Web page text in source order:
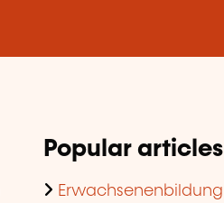
Popular articles
Erwachsenenbildung